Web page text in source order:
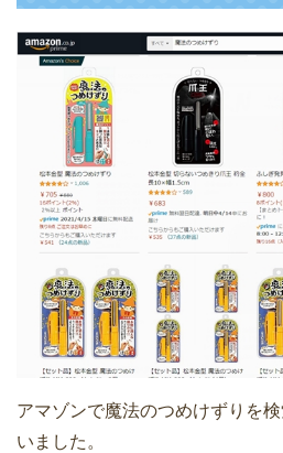
アマゾンで魔法のつめけずりを
いました。